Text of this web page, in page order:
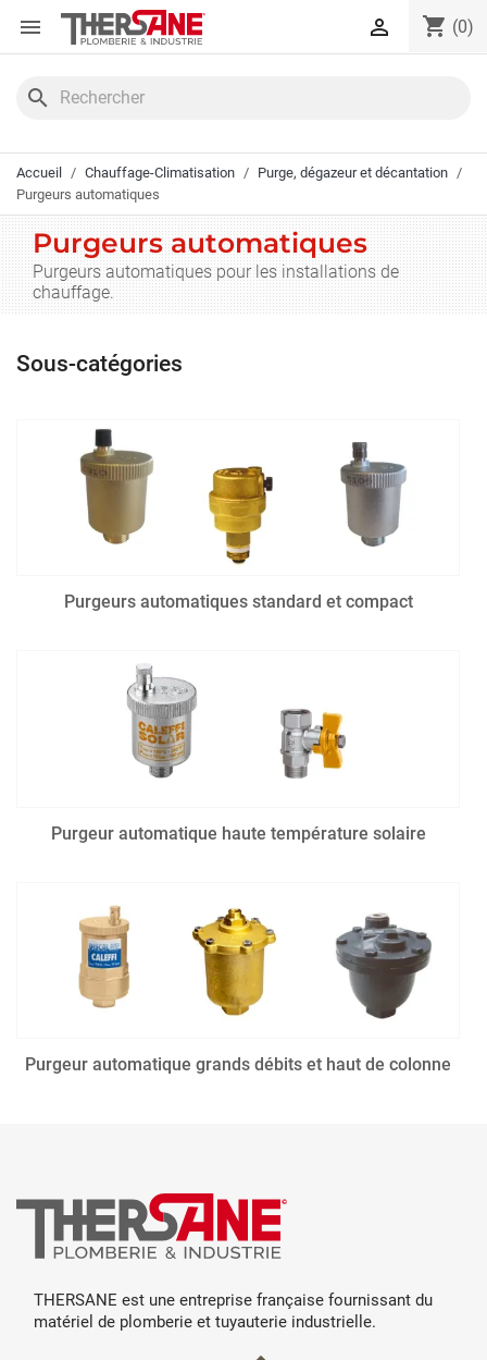
Panneau de gestion des cookies
 shopping_cart (0)

search
Accueil Chauffage-Climatisation
Purge, dégazeur et décantation
Purgeurs automatiques
Purgeurs automatiques
Purgeurs automatiques pour les installations de
chauffage.
Sous-catégories
Purgeurs automatiques standard et compact
Purgeur automatique haute température solaire
Purgeur automatique grands débits et haut de colonne
THERSANE est une entreprise française fournissant du
matériel de plomberie et tuyauterie industrielle.